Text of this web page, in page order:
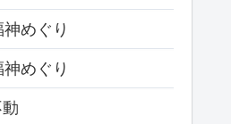
めぐり
めぐり